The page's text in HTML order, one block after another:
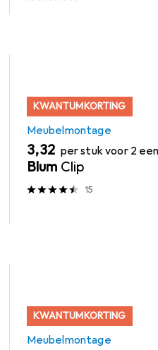
KWANTUMKORTING
Meubelmontage
EUR
3,32 per stuk voor 2
Blum Clip
15
KWANTUMKORTING
Meubelmontage